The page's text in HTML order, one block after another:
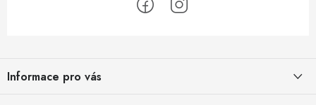
pInformace pro vás